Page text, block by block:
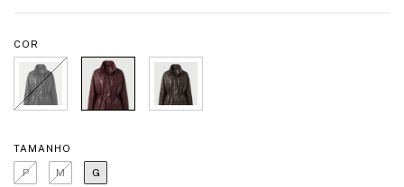
COR
TAMANHO
P M G